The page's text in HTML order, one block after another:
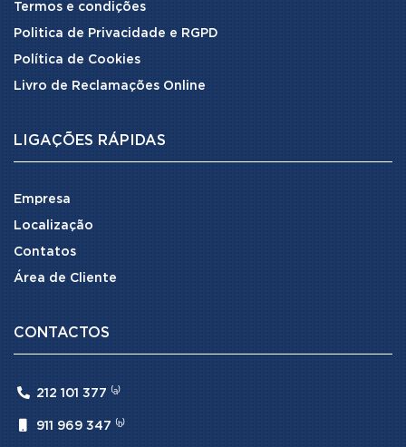
Termos e condições
Politica de Privacidade e RGPD
Política de Cookies
Livro de Reclamações Online
LIGAÇÕES RÁPIDAS
Empresa
Localização
Contatos
Área de Cliente
CONTACTOS
 212 101 377 ⁽ᵃ⁾
911 969 347 ⁽ᵇ⁾